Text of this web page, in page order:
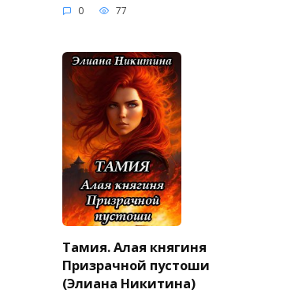
0 77
Тамия. Алая княгиня
Призрачной пустоши
(Элиана Никитина)